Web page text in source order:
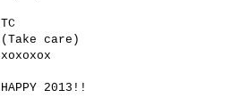
TC
(Take care)
xoxoxox
HAPPY 2013!!